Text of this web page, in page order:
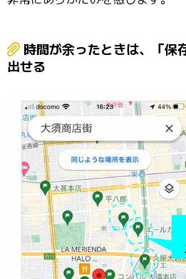
時間が余ったときは、「保
出せる